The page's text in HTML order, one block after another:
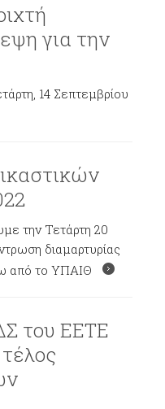
για την
14 Σεπτεμβρίου
την Τετάρτη 20
διαμαρτυρίας
από το ΥΠΑΙΘ
του ΕΕΤΕ